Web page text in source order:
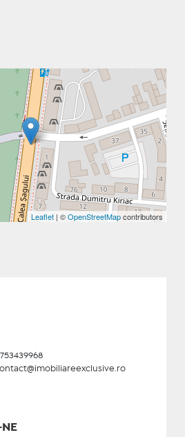
Leaflet | ©OpenStreetMapcontributors